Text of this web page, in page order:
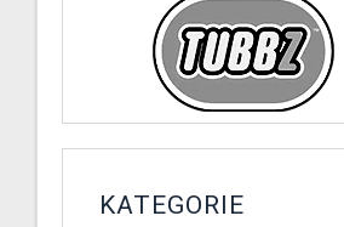
KATEGORIE